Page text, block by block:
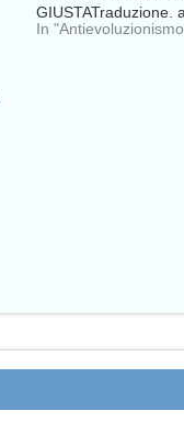
GIUSTATraduzione,
GIBERTIProcesso
In